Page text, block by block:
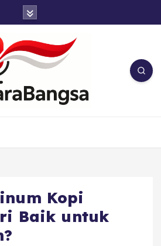
Kopi
Baik untuk